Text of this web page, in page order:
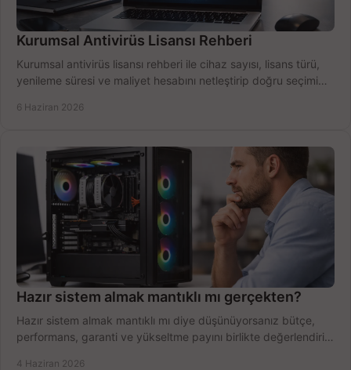
Kurumsal Antivirüs Lisansı Rehberi
Kurumsal antivirüs lisansı rehberi ile cihaz sayısı, lisans türü,
yenileme süresi ve maliyet hesabını netleştirip doğru seçimi
6 Haziran 2026
Hazır sistem almak mantıklı mı gerçekten?
Hazır sistem almak mantıklı mı diye düşünüyorsanız bütçe,
performans, garanti ve yükseltme payını birlikte değerlendirin,
4 Haziran 2026